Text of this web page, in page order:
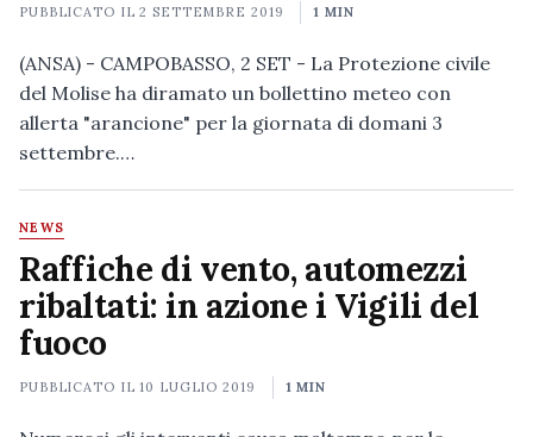
PUBBLICATO IL2 SETTEMBRE 2019 1 MIN
(ANSA) - CAMPOBASSO, 2 SET - La Protezione civile
del Molise ha diramato un bollettino meteo con
allerta "arancione" per la giornata di domani 3
settembre.…
NEWS
Raffiche di vento, automezzi
ribaltati: in azione i Vigili del
fuoco
PUBBLICATO IL10 LUGLIO 2019 1 MIN